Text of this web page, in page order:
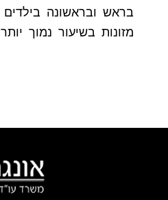
בראש ובראשונה בילדים
מזונות בשיעור נמוך